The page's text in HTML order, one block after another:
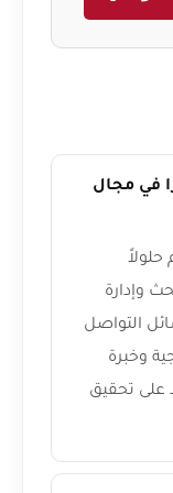
في مجال
وإدارة
التواصل
وخبرة
تحقيق